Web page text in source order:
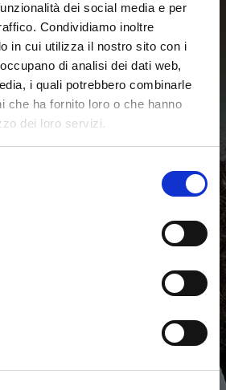
dei social media e per
Condividiamo inoltre
in cui utilizza il nostro sito con i
di analisi dei dati web,
i quali potrebbero combinarle
che ha fornito loro o che hanno
dei loro servizi.
adattivo